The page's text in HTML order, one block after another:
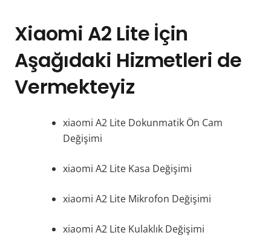
Xiaomi A2 Lite İçin
Aşağıdaki Hizmetleri de
Vermekteyiz
xiaomi A2 Lite Dokunmatik Ön Cam
Değişimi
xiaomi A2 Lite Kasa Değişimi
xiaomi A2 Lite Mikrofon Değişimi
xiaomi A2 Lite Kulaklık Değişimi